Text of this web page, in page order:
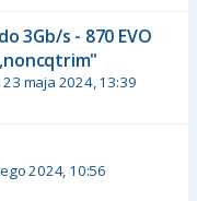
3Gb/s - 870 EVO
23 maja 2024, 13:39
2024, 10:56